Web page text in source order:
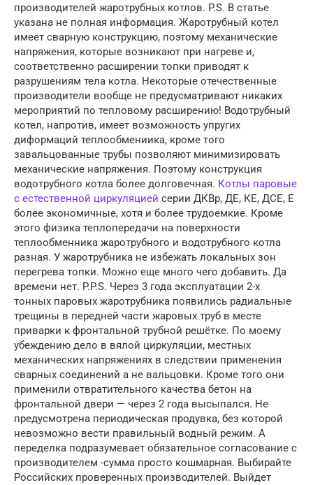
производителей жаротрубных котлов. P.S. В статье
указана не полная информация. Жаротрубный котел
имеет сварную конструкцию, поэтому механические
напряжения, которые возникают при нагреве и,
соответственно расширении топки приводят к
разрушениям тела котла. Некоторые отечественные
производители вообще не предусматривают никаких
мероприятий по тепловому расширению! Водотрубный
котел, напротив, имеет возможность упругих
диформаций теплообмениика, кроме того
завальцованные трубы позволяют минимизировать
механические напряжения. Поэтому конструкция
водотрубного котла более долговечная. Котлы паровые
с естественной циркуляцией серии ДКВр, ДЕ, КЕ, ДСЕ, Е
более экономичные, хотя и более трудоемкие. Кроме
этого физика теплопередачи на поверхности
теплообменника жаротрубного и водотрубного котла
разная. У жаротрубника не избежать локальных зон
перегрева топки. Можно еще много чего добавить. Да
времени нет. P.P.S. Через 3 года эксплуатации 2-х
тонных паровых жаротрубника появились радиальные
трещины в передней части жаровых труб в месте
приварки к фронтальной трубной решётке. По моему
убеждению дело в вялой циркуляции, местных
механических напряжениях в следствии применения
сварных соединений а не вальцовки. Кроме того они
применили отвратительного качества бетон на
фронтальной двери — через 2 года высыпался. Не
предусмотрена периодическая продувка, без которой
невозможно вести правильный водный режим. А
переделка подразумевает обязательное согласование с
производителем -сумма просто кошмарная. Выбирайте
Российских проверенных производителей. Выйдет